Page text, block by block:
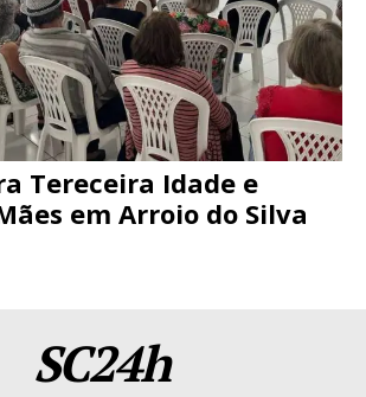
Tereceira Idade e
em Arroio do Silva
SC24h